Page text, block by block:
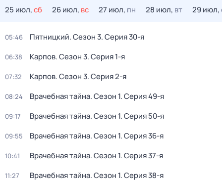
25 июл,сб 26 июл, вс 27 июл, пн 28 июл, вт 29 июл,
05:46 Пятницкий. Сезон 3. Серия 30-я
06:38 Карпов. Сезон 3. Серия 1-я
07:32 Карпов. Сезон 3. Серия 2-я
08:24 Врачебная тайна. Сезон 1. Серия 49-я
09:17 Врачебная тайна. Сезон 1. Серия 50-я
09:55 Врачебная тайна. Сезон 1. Серия 36-я
10:41 Врачебная тайна. Сезон 1. Серия 37-я
11:27 Врачебная тайна. Сезон 1. Серия 38-я